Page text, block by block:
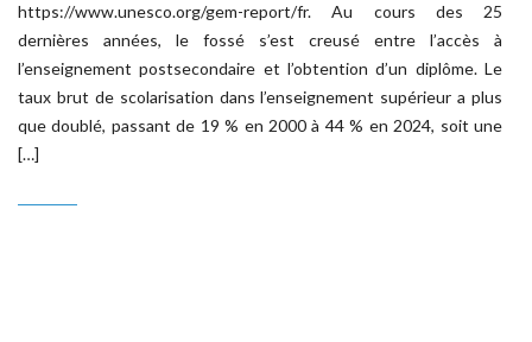
https://www.unesco.org/gem-report/fr. Au cours des 25
dernières années, le fossé s’est creusé entre l’accès à
l’enseignement postsecondaire et l’obtention d’un diplôme. Le
taux brut de scolarisation dans l’enseignement supérieur a plus
que doublé, passant de 19 % en 2000 à 44 % en 2024, soit une
[…]